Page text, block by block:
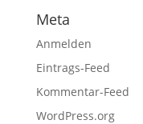
Meta
Anmelden
Eintrags-Feed
Kommentar-Feed
WordPress.org